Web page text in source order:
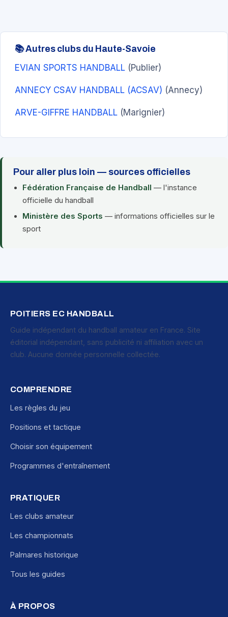
📚 Autres clubs du Haute-Savoie
EVIAN SPORTS HANDBALL (Publier)
ANNECY CSAV HANDBALL (ACSAV) (Annecy)
ARVE-GIFFRE HANDBALL (Marignier)
Pour aller plus loin — sources officielles
Fédération Française de Handball — l'instance
officielle du handball
Ministère des Sports — informations officielles sur le
sport
POITIERS EC HANDBALL
Guide indépendant du handball amateur en France. Site
éditorial indépendant, sans publicité ni affiliation avec un
club. Aucune donnée personnelle collectée.
COMPRENDRE
Les règles du jeu
Positions et tactique
Choisir son équipement
Programmes d'entraînement
PRATIQUER
Les clubs amateur
Les championnats
Palmares historique
Tous les guides
À PROPOS